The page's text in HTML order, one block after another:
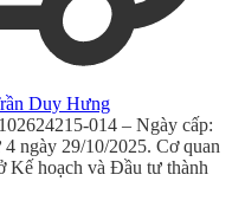
Duy Hưng
014 – Ngày cấp:
ngày 29/10/2025. Cơ quan
Kế hoạch và Đầu tư thành